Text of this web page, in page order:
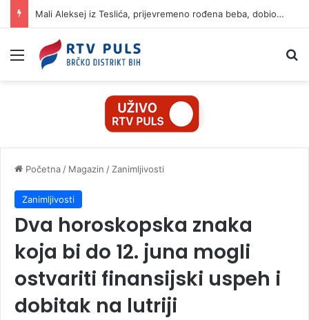
Mali Aleksej iz Teslića, prijevremeno rođena beba, dobio životnu bitku na UKC-u Srpske
Izbornik
Početna / Magazin / Zanimljivosti
Zanimljivosti
Dva horoskopska znaka
koja bi do 12. juna mogli
ostvariti finansijski uspeh i
dobitak na lutriji